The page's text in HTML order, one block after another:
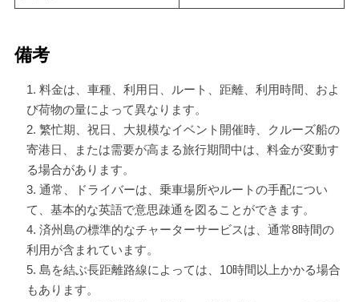
備考
料金は、車種、利用日、ルート、距離、利用時間、およ
び荷物の量によって異なります。
繁忙期、祝日、大規模なイベント開催時、クルーズ船の
寄港日、または需要が高まる旅行期間中は、料金が変動す
る場合があります。
通常、ドライバーは、乗車場所やルートの手配につい
て、基本的な英語で意思疎通を図ることができます。
済州島の標準的なチャーターサービスは、通常8時間の
利用が含まれています。
島を結ぶ長距離路線によっては、10時間以上かかる場合
もあります。